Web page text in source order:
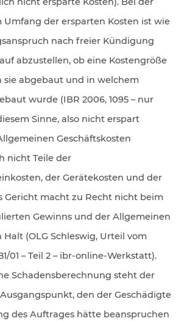
Umfang der ersparten Kosten ist wie
nach freier Kündigung
abzustellen, ob eine Kostengröße
sie abgebaut und in welchem
wurde (IBR 2006, 1095 – nur
Sinne, also nicht erspart
Geschäftskosten
nicht Teile der
der Gerätekosten und der
Gericht macht zu Recht nicht beim
Gewinns und der Allgemeinen
Halt (OLG Schleswig, Urteil vom
01 – Teil 2 – ibr-online-Werkstatt).
Schadensberechnung steht der
den der Geschädigte
des Auftrages hätte beanspruchen